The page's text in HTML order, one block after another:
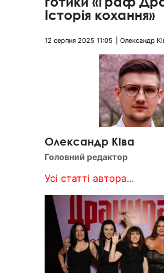
Історія кохання»
12 серпня 2025 11:05 Олександр
Олександр КІва
Головний редактор
Усі статті автора...